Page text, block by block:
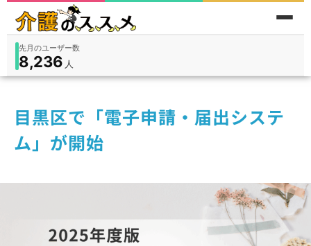
在宅9,360入所3,194
先月のユーザー数
8,236 人
件
目黒区で「電子申請・届出システ
ム」が開始